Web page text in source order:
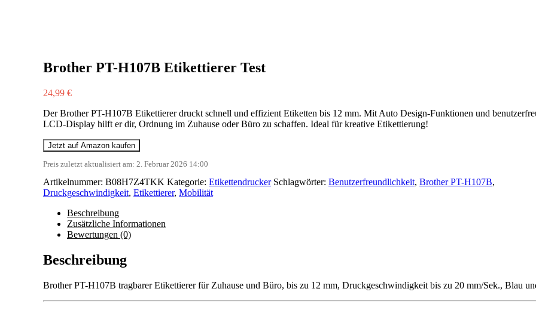
Brother PT-H107B Etikettierer Test
24,99 €
Der Brother PT-H107B Etikettierer druckt schnell und effizient Etiketten bis 12 mm. Mit Auto Design-Funktionen und
LCD-Display hilft er dir, Ordnung im Zuhause oder Büro zu schaffen. Ideal für kreative Etikettierung!
Jetzt auf Amazon kaufen
Preis zuletzt aktualisiert am: 2. Februar 2026 14:00
Artikelnummer: B08H7Z4TKK Kategorie: Etikettendrucker Schlagwörter: Benutzerfreundlichkeit, Brother PT-H107B,
Druckgeschwindigkeit, Etikettierer, Mobilität
Beschreibung
Zusätzliche Informationen
Bewertungen (0)
Beschreibung
Brother PT-H107B tragbarer Etikettierer für Zuhause und Büro, bis zu 12 mm, Druckgeschwindigkeit bis zu 20 mm/Sek., Blau